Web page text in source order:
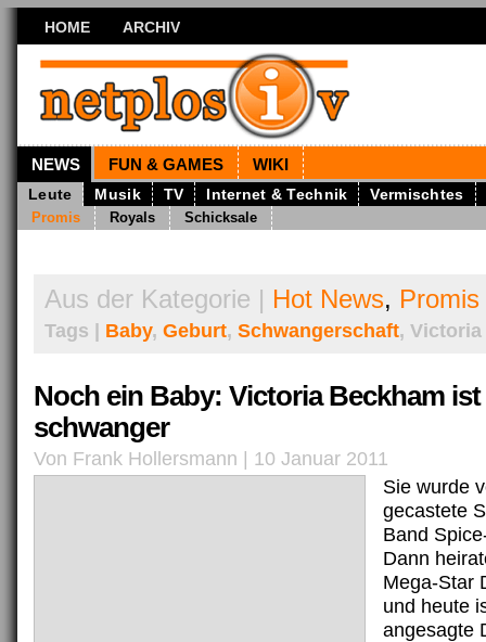
HOME ARCHIV
NEWS FUN & GAMES WIKI
Leute Musik TV Internet & Technik Vermischtes
Promis Royals Schicksale
Aus der Kategorie | Hot News, Promis
Tags | Baby, Geburt, Schwangerschaft,
Noch ein Baby: Victoria Beckham
schwanger
Von Frank Hollersmann | 10 Januar 2011
Sie wurde
gecastete
Band
Dann
Mega-Star
und heute
angesagte